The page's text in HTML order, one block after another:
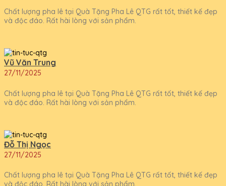
Chất lượng pha lê tại Quà Tặng Pha Lê QTG rất tốt, thiết kế đẹp
và độc đáo. Rất hài lòng với sản phẩm.
Vũ Văn Trung
27/11/2025
Chất lượng pha lê tại Quà Tặng Pha Lê QTG rất tốt, thiết kế đẹp
và độc đáo. Rất hài lòng với sản phẩm.
Đỗ Thị Ngọc
27/11/2025
Chất lượng pha lê tại Quà Tặng Pha Lê QTG rất tốt, thiết kế đẹp
và độc đáo. Rất hài lòng với sản phẩm.